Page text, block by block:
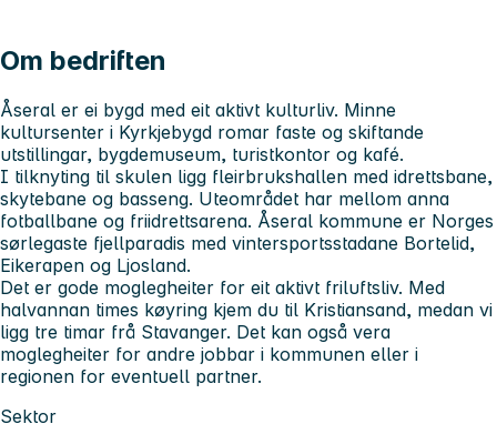
Om bedriften
Åseral er ei bygd med eit aktivt kulturliv. Minne
kultursenter i Kyrkjebygd romar faste og skiftande
utstillingar, bygdemuseum, turistkontor og kafé.
I tilknyting til skulen ligg fleirbrukshallen med idrettsbane,
skytebane og basseng. Uteområdet har mellom anna
fotballbane og friidrettsarena. Åseral kommune er Norges
sørlegaste fjellparadis med vintersportsstadane Bortelid,
Eikerapen og Ljosland.
Det er gode moglegheiter for eit aktivt friluftsliv. Med
halvannan times køyring kjem du til Kristiansand, medan vi
ligg tre timar frå Stavanger. Det kan også vera
moglegheiter for andre jobbar i kommunen eller i
regionen for eventuell partner.
Sektor